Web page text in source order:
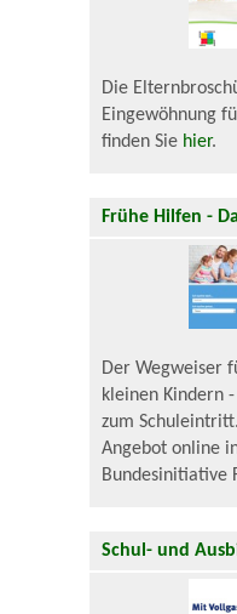
Die
Eingewöhnung
finden Sie hier.
Frühe Hilfen -
Der Wegweiser
kleinen Kindern
zum
Angebot online
Bundesinitiative
Schul- und